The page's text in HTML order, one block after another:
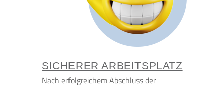
SICHERER ARBEITSPLATZ
Nach erfolgreichem Abschluss der